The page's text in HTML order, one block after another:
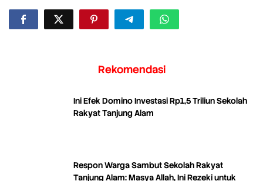
Rekomendasi
Ini Efek Domino Investasi Rp1,5 Triliun Sekolah
Rakyat Tanjung Alam
Respon Warga Sambut Sekolah Rakyat
Tanjung Alam: Masya Allah, Ini Rezeki untuk